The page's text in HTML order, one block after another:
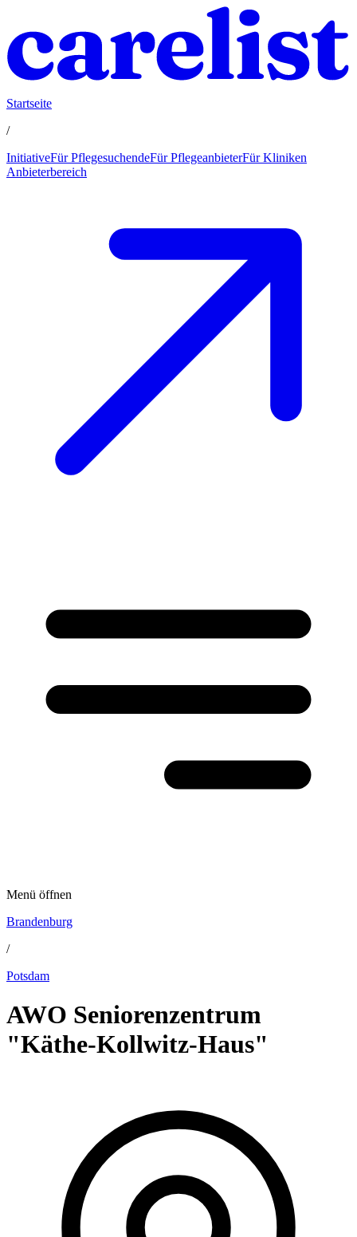
Startseite
/
InitiativeFür PflegesuchendeFür PflegeanbieterFür Kliniken
Anbieterbereich
Menü öffnen
Brandenburg
/
Potsdam
AWO Seniorenzentrum
"Käthe-Kollwitz-Haus"